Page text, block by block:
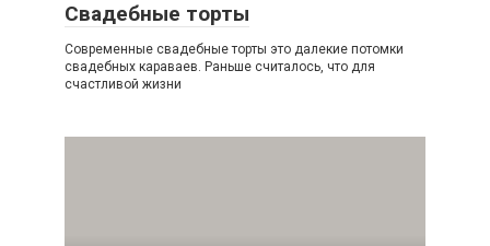
Свадебные торты
Современные свадебные торты это далекие потомки
свадебных караваев. Раньше считалось, что для
счастливой жизни